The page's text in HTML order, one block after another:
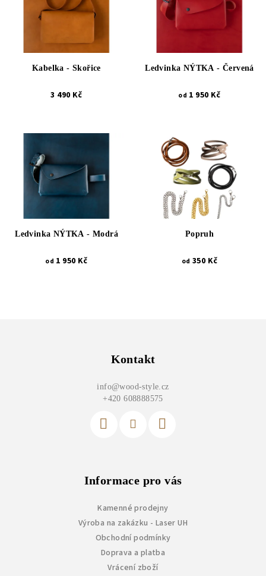
Kabelka - Skořice
3 490 Kč
Ledvinka NÝTKA - Červená
od 1 950 Kč
Ledvinka NÝTKA - Modrá
od 1 950 Kč
Popruh
od 350 Kč
Kontakt
info@wood-style.cz
+420 608888575
Informace pro vás
Kamenné prodejny
Výroba na zakázku - Laser UH
Obchodní podmínky
Doprava a platba
Vrácení zboží